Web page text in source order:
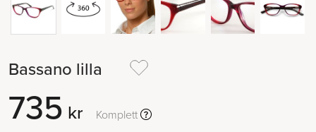
Bassano lilla
735 kr Komplett